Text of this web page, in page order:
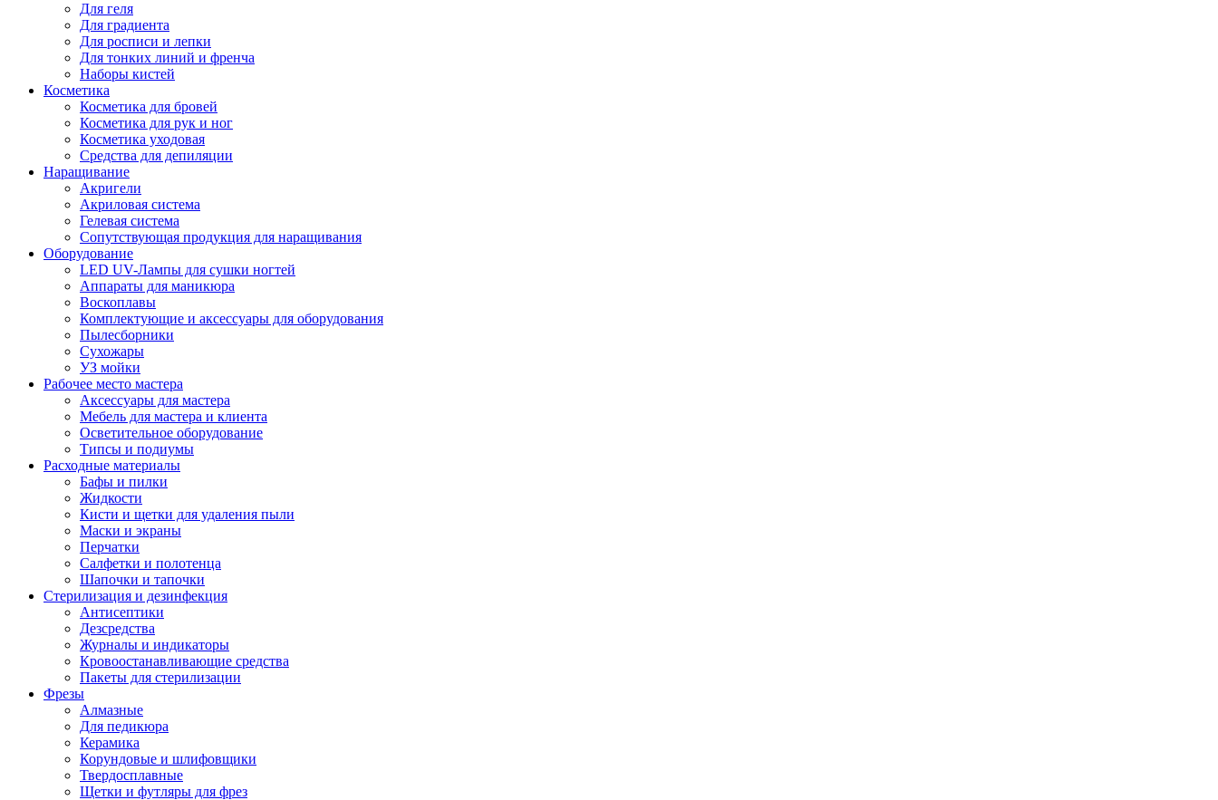
Для геля
Для градиента
Для росписи и лепки
Для тонких линий и френча
Наборы кистей
Косметика
Косметика для бровей
Косметика для рук и ног
Косметика уходовая
Средства для депиляции
Наращивание
Акригели
Акриловая система
Гелевая система
Сопутствующая продукция для наращивания
Оборудование
LED UV-Лампы для сушки ногтей
Аппараты для маникюра
Воскоплавы
Комплектующие и аксессуары для оборудования
Пылесборники
Сухожары
УЗ мойки
Рабочее место мастера
Аксессуары для мастера
Мебель для мастера и клиента
Осветительное оборудование
Типсы и подиумы
Расходные материалы
Бафы и пилки
Жидкости
Кисти и щетки для удаления пыли
Маски и экраны
Перчатки
Салфетки и полотенца
Шапочки и тапочки
Стерилизация и дезинфекция
Антисептики
Дезсредства
Журналы и индикаторы
Кровоостанавливающие средства
Пакеты для стерилизации
Фрезы
Алмазные
Для педикюра
Керамика
Корундовые и шлифовщики
Твердосплавные
Щетки и футляры для фрез